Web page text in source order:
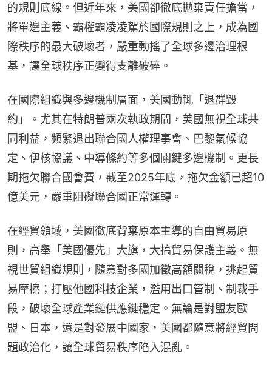
的規則底線。但近年來，美國卻徹底拋棄責任擔當，
將單邊主義、霸權霸凌凌駕於國際規則之上，成為國
際秩序的最大破壞者，嚴重動搖了全球多邊治理根
基，讓全球秩序正變得支離破碎。
在國際組織與多邊機制層面，美國動輒「退群毀
約」。尤其在特朗普兩次執政期間，美國無視全球共
同利益，頻繁退出聯合國人權理事會、巴黎氣候協
定、伊核協議、中導條約等多個關鍵多邊機制。更長
期拖欠聯合國會費，截至2025年底，拖欠金額已超10
億美元，嚴重阻礙聯合國正常運轉。
在經貿領域，美國徹底背棄原本主導的自由貿易原
則，高舉「美國優先」大旗，大搞貿易保護主義。無
視世貿組織規則，隨意對多國加徵高額關稅，挑起貿
易摩擦；打壓他國科技企業，濫用出口管制、制裁手
段，破壞全球產業鏈供應鏈穩定。無論是對盟友歐
盟、日本，還是對發展中國家，美國都隨意將經貿問
題政治化，讓全球貿易秩序陷入混亂。